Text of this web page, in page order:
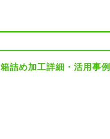
箱詰め加工詳細・活用事例